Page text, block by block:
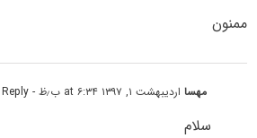
ممنون
مهسااردیبهشت ۱, ۱۳۹۷ at ۶:۳۴ ب٫ظ - Reply
سلام